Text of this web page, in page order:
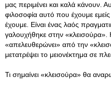
μας περιμένει και καλά κάνουν.
φιλοσοφία αυτό που έχουμε
έχουμε. Είναι ένας λαός
γαλουχήθηκε στην
«απελευθερώνει» από την
μετατρέψει το μειονέκτημα σε
Τι σημαίνει «κλεισούρα» θα